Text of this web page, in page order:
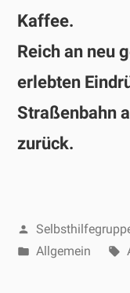
Kaffee.
Reich an neu
erlebten
Straßenbahn
zurück.
Veröffentlicht
von
Veröffentlicht
Allgemein